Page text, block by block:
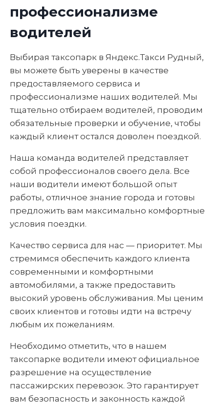
профессионализме
водителей
Выбирая таксопарк в Яндекс.Такси Рудный,
вы можете быть уверены в качестве
предоставляемого сервиса и
профессионализме наших водителей. Мы
тщательно отбираем водителей, проводим
обязательные проверки и обучение, чтобы
каждый клиент остался доволен поездкой.
Наша команда водителей представляет
собой профессионалов своего дела. Все
наши водители имеют большой опыт
работы, отличное знание города и готовы
предложить вам максимально комфортные
условия поездки.
Качество сервиса для нас — приоритет. Мы
стремимся обеспечить каждого клиента
современными и комфортными
автомобилями, а также предоставить
высокий уровень обслуживания. Мы ценим
своих клиентов и готовы идти на встречу
любым их пожеланиям.
Необходимо отметить, что в нашем
таксопарке водители имеют официальное
разрешение на осуществление
пассажирских перевозок. Это гарантирует
вам безопасность и законность каждой